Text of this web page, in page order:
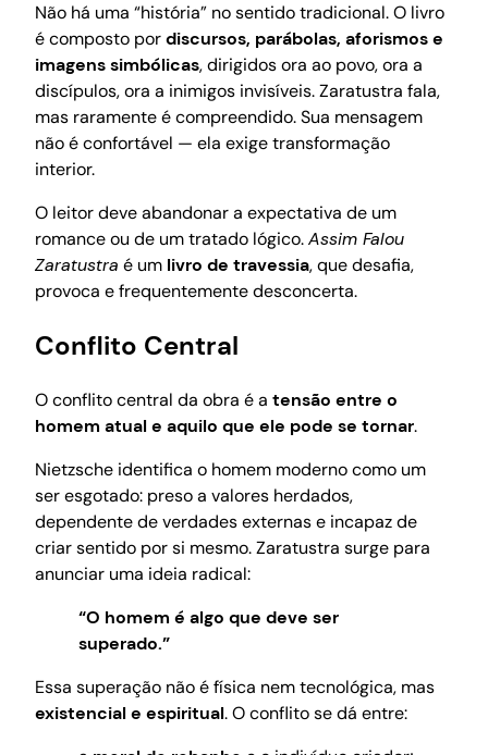
Não há uma “história” no sentido tradicional. O livro
é composto pordiscursos, parábolas, aforismos e
imagens simbólicas, dirigidos ora ao povo, ora a
discípulos, ora a inimigos invisíveis. Zaratustra fala,
mas raramente é compreendido. Sua mensagem
não é confortável — ela exige transformação
interior.
O leitor deve abandonar a expectativa de um
romance ou de um tratado lógico.Assim Falou
Zaratustra é um livro de travessia, que desafia,
provoca e frequentemente desconcerta.
Conflito Central
O conflito central da obra é a tensão entre o
homem atual e aquilo que ele pode se tornar.
Nietzsche identifica o homem moderno como um
ser esgotado: preso a valores herdados,
dependente de verdades externas e incapaz de
criar sentido por si mesmo. Zaratustra surge para
anunciar uma ideia radical:
“O homem é algo que deve ser
superado.”
Essa superação não é física nem tecnológica, mas
existencial e espiritual. O conflito se dá entre: